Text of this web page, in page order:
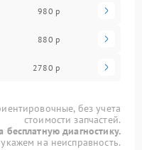
980 р
880 р
2780 р
без учета
стоимости запчастей.
бесплатную диагностику.
на неисправность.